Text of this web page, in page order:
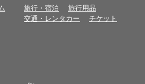
があります。ポイント付与時期はショップご
ましては表示ポイント数と付与ポイント数
トは付きません。
ならない場合があります。
。
旅行・宿泊
旅行用品
交通・レンタカー
チケット